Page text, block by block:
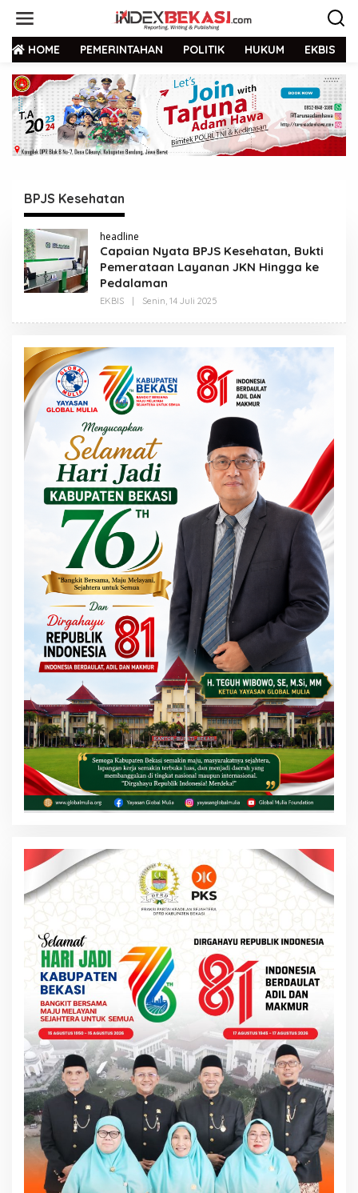
HOME PEMERINTAHAN POLITIK HUKUM EKBIS
BPJS Kesehatan
headline
Capaian Nyata BPJS Kesehatan, Bukti
Pemerataan Layanan JKN Hingga ke
Pedalaman
EKBIS Senin, 14 Juli 2025